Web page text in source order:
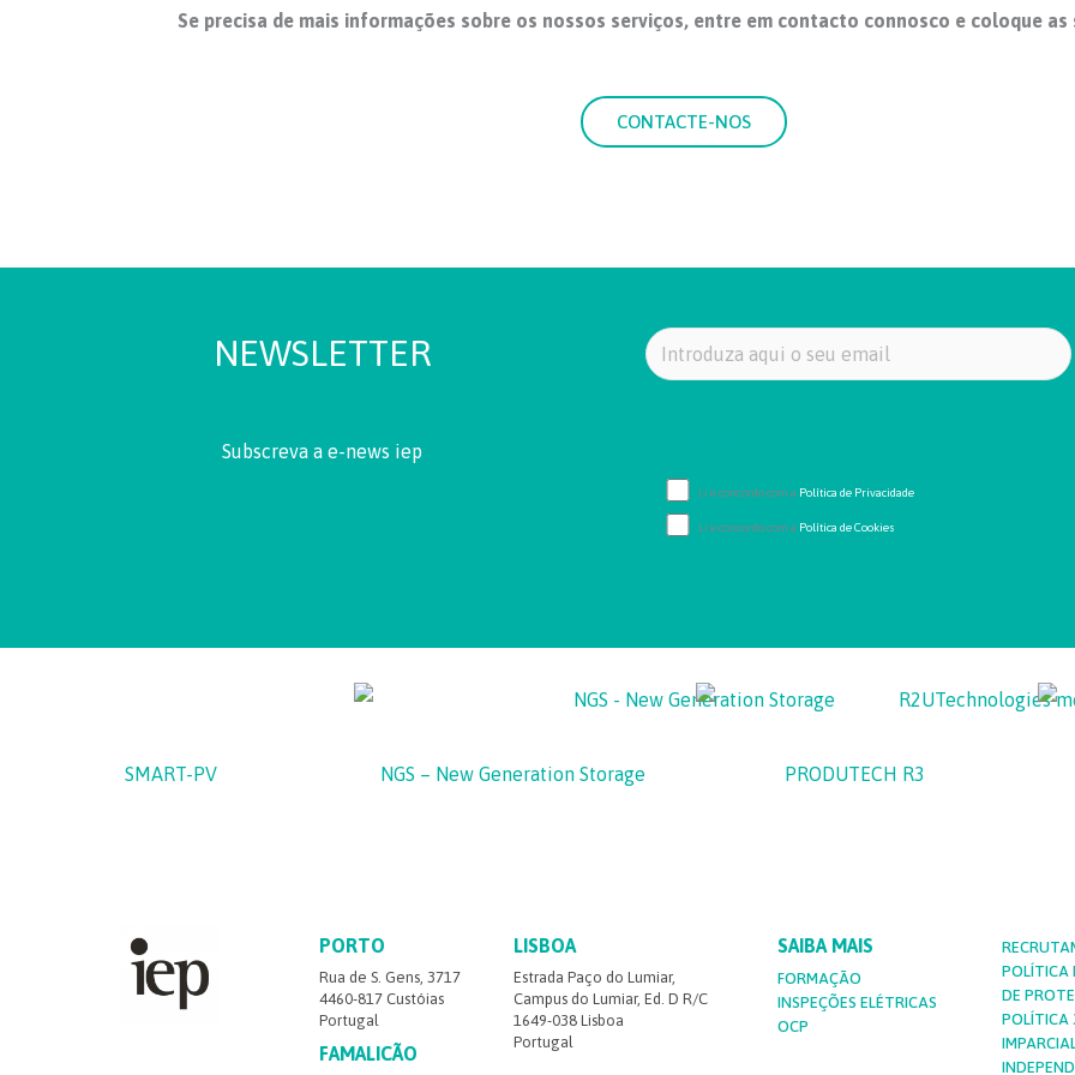
Se precisa de mais informações sobre os nossos serviços, entre em contacto connosco e coloque as
CONTACTE-NOS
NEWSLETTER
Subscreva a e-news iep
Li e concordo com a Política de Privacidade
Li e concordo com a Política de Cookies
SMART-PV NGS – New Generation Storage PRODUTECH R3
PORTO
Rua de S. Gens, 3717
4460-817 Custóias
Portugal
FAMALICÃO
LISBOA
Estrada Paço do Lumiar,
Campus do Lumiar, Ed. D R/C
1649-038 Lisboa
Portugal
SAIBA MAIS
FORMAÇÃO
INSPEÇÕES ELÉTRICAS
OCP
POLÍTICA
DE
POLÍTICA